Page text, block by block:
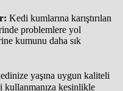
Kedi kumlarına karıştırılan
problemlere yol
kumunu daha sık
yaşına uygun kaliteli
kesinlikle